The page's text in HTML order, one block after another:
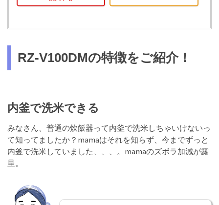
RZ-V100DMの特徴をご紹介！
内釜で洗米できる
みなさん、普通の炊飯器って内釜で洗米しちゃいけないっ
て知ってましたか？mamaはそれを知らず、今までずっと
内釜で洗米していました、、、。mamaのズボラ加減が露
呈。